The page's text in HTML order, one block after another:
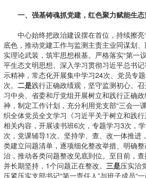
一、强基铸魂抓党建，红色聚力赋能生
中心始终把政治建设摆在首位，持续擦亮
底色，推动党建工作与监测主责主业同谋划、
实理论武装，筑牢思想根基。严格落实“第一
平生态文明思想、深入学习贯彻习近平总书
示精神，常态化开展集中学习24次、党员专
次。 二是践行正确政绩观，坚守监测初心。
习中央、省委和厅党组开展树立和践行正确
神，制定工作计划，充分利用党支部“三会一
织全体党员全文学习《习近平关于树立和践
相关内容，开展读书班6次，专题学习3次，
次，党课辅导1次。坚持学、查、改一体推进
类建立问题清单，逐项细化整改举措、明确
治，推动各类问题整改见底到位。至目前，
并长期坚持，1个问题正在整改。 三是压实治
压紧压实支部书记“第一责任人”与班子成员“